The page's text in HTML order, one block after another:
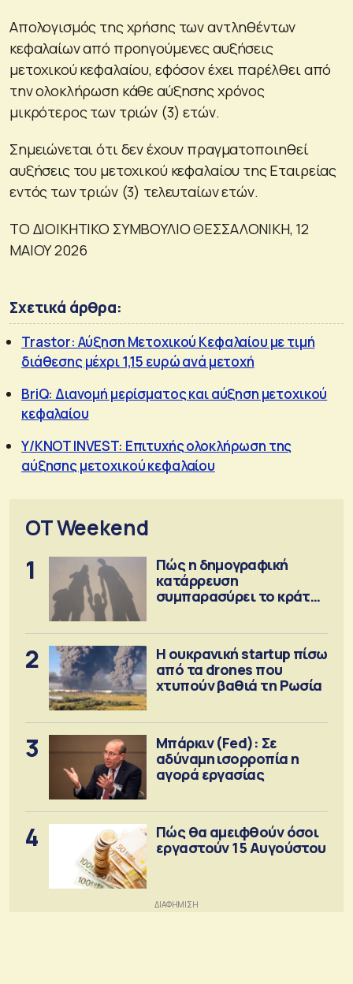
Απολογισμός της χρήσης των αντληθέντων
κεφαλαίων από προηγούμενες αυξήσεις
μετοχικού κεφαλαίου, εφόσον έχει παρέλθει από
την ολοκλήρωση κάθε αύξησης χρόνος
μικρότερος των τριών (3) ετών.
Σημειώνεται ότι δεν έχουν πραγματοποιηθεί
αυξήσεις του μετοχικού κεφαλαίου της Εταιρείας
εντός των τριών (3) τελευταίων ετών.
ΤΟ ΔΙΟΙΚΗΤΙΚΟ ΣΥΜΒΟΥΛΙΟ ΘΕΣΣΑΛΟΝΙΚΗ, 12
ΜΑΙΟΥ 2026
Σχετικά άρθρα:
Trastor: Αύξηση Μετοχικού Κεφαλαίου με τιμή
διάθεσης μέχρι 1,15 ευρώ ανά μετοχή
BriQ: Διανομή μερίσματος και αύξηση μετοχικού
κεφαλαίου
Y/KNOT INVEST: Επιτυχής ολοκλήρωση της
αύξησης μετοχικού κεφαλαίου
OT Weekend
1
Πώς η δημογραφική
κατάρρευση
συμπαρασύρει το κράτος
2
Η ουκρανική startup πίσω
από τα drones που
χτυπούν βαθιά τη Ρωσία
3
Μπάρκιν (Fed): Σε
αδύναμη ισορροπία η
αγορά εργασίας
4
Πώς θα αμειφθούν όσοι
εργαστούν 15 Αυγούστου